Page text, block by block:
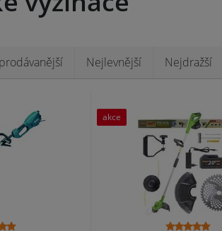
Nejlevnější Nejdražší
akce